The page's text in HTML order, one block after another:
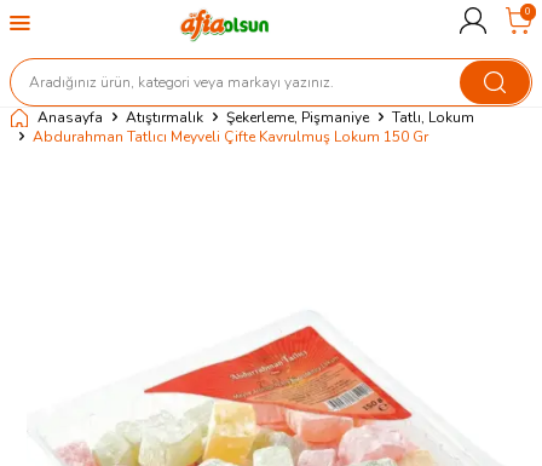
0
Anasayfa Atıştırmalık Şekerleme, Pişmaniye
Tatlı, Lokum
Abdurahman Tatlıcı Meyveli Çifte Kavrulmuş Lokum 150 Gr